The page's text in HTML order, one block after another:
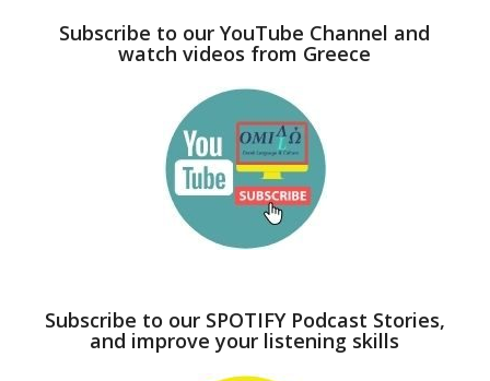
Subscribe to our YouTube Channel and
watch videos from Greece
Subscribe to our SPOTIFY Podcast Stories,
and improve your listening skills